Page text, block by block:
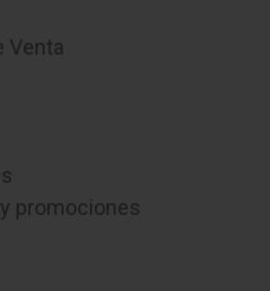
Venta
promociones